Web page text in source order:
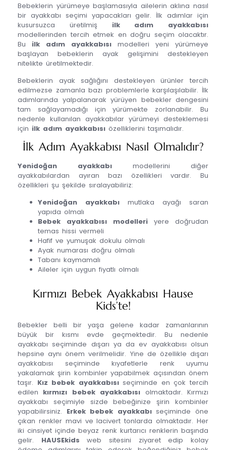
Bebeklerin yürümeye başlamasıyla ailelerin aklına nasıl
bir ayakkabı seçimi yapacakları gelir. İlk adımlar için
kusursuzca üretilmiş ilk adım ayakkabısı
modellerinden tercih etmek en doğru seçim olacaktır.
Bu ilk adım ayakkabısı modelleri yeni yürümeye
başlayan bebeklerin ayak gelişimini destekleyen
nitelikte üretilmektedir.
Bebeklerin ayak sağlığını destekleyen ürünler tercih
edilmezse zamanla bazı problemlerle karşılaşılabilir. İlk
adımlarında yalpalanarak yürüyen bebekler dengesini
tam sağlayamadığı için yürümekte zorlanabilir. Bu
nedenle kullanılan ayakkabılar yürümeyi desteklemesi
için ilk adım ayakkabısı özelliklerini taşımalıdır.
İlk Adım Ayakkabısı Nasıl Olmalıdır?
Yenidoğan ayakkabı modellerini diğer
ayakkabılardan ayıran bazı özellikleri vardır. Bu
özellikleri şu şekilde sıralayabiliriz:
Yenidoğan ayakkabı mutlaka ayağı saran
yapıda olmalı
Bebek ayakkabısı
modelleri yere doğrudan
temas hissi vermeli
Hafif ve yumuşak dokulu olmalı
Ayak numarası doğru olmalı
Tabanı kaymamalı
Aileler için uygun fiyatlı olmalı
Kırmızı Bebek Ayakkabısı Hause
Kids’te!
Bebekler belli bir yaşa gelene kadar zamanlarının
büyük bir kısmı evde geçmektedir. Bu nedenle
ayakkabı seçiminde dışarı ya da ev ayakkabısı olsun
hepsine aynı önem verilmelidir. Yine de özellikle dışarı
ayakkabısı seçiminde kıyafetlerle renk uyumu
yakalamak şirin kombinler yapabilmek açısından önem
taşır. Kız bebek ayakkabısıseçiminde en çok tercih
edilen kırmızı bebek ayakkabısı olmaktadır. Kırmızı
ayakkabı seçimiyle sizde bebeğinize şirin kombinler
yapabilirsiniz. Erkek bebek ayakkabıseçiminde öne
çıkan renkler mavi ve lacivert tonlarda olmaktadır. Her
iki cinsiyet içinde beyaz renk kurtarıcı renklerin başında
gelir. HAUSEkids web sitesini ziyaret edip kolay